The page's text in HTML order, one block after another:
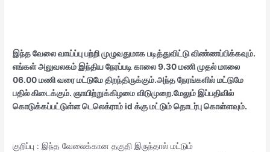
இந்த வேலை வாய்ப்பு பற்றி முழுவதுமாக படித்துவிட்டு விண்ணப்பிக்கவும்.
எங்கள்அலுவலகம் இந்திய நேரப்படி காலை 9.30 மணி முதல் மாலை
06.00 மணி வரை மட்டுமே திறந்திருக்கும்.அந்த நேரங்களில் மட்டுமே
பதில் கிடைக்கும். ஞாயிற்றுக்கிழமை விடுமுறை.மேலும் இப்பதிவில்
கொடுக்கப்பட்டுள்ள டெலெக்ராம் id க்கு மட்டும் தொடர்பு கொள்ளவும்.
குறிப்பு : இந்த வேலைக்கான தகுதி இருந்தால் மட்டும்